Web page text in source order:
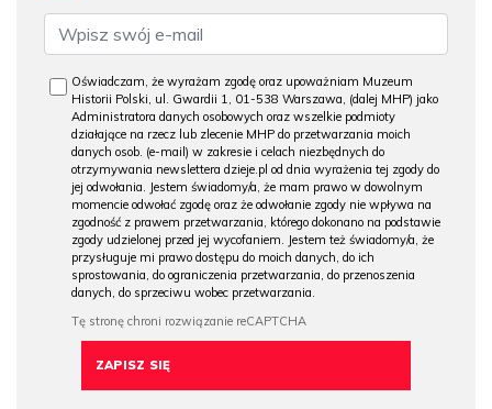
Oświadczam, że wyrażam zgodę oraz upoważniam Muzeum
Historii Polski, ul. Gwardii 1, 01-538 Warszawa, (dalej MHP) jako
Administratora danych osobowych oraz wszelkie podmioty
działające na rzecz lub zlecenie MHP do przetwarzania moich
danych osob. (e-mail) w zakresie i celach niezbędnych do
otrzymywania newslettera dzieje.pl od dnia wyrażenia tej zgody do
jej odwołania. Jestem świadomy/a, że mam prawo w dowolnym
momencie odwołać zgodę oraz że odwołanie zgody nie wpływa na
zgodność z prawem przetwarzania, którego dokonano na podstawie
zgody udzielonej przed jej wycofaniem. Jestem też świadomy/a, że
przysługuje mi prawo dostępu do moich danych, do ich
sprostowania, do ograniczenia przetwarzania, do przenoszenia
danych, do sprzeciwu wobec przetwarzania.